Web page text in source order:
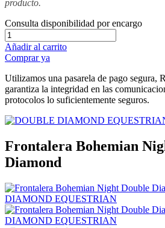
producto.
Consulta disponibilidad por encargo
Añadir al carrito
Comprar ya
Utilizamos una pasarela de pago segura,
garantiza la integridad en las
protocolos lo suficientemente seguros.
Frontalera Bohemian
Diamond